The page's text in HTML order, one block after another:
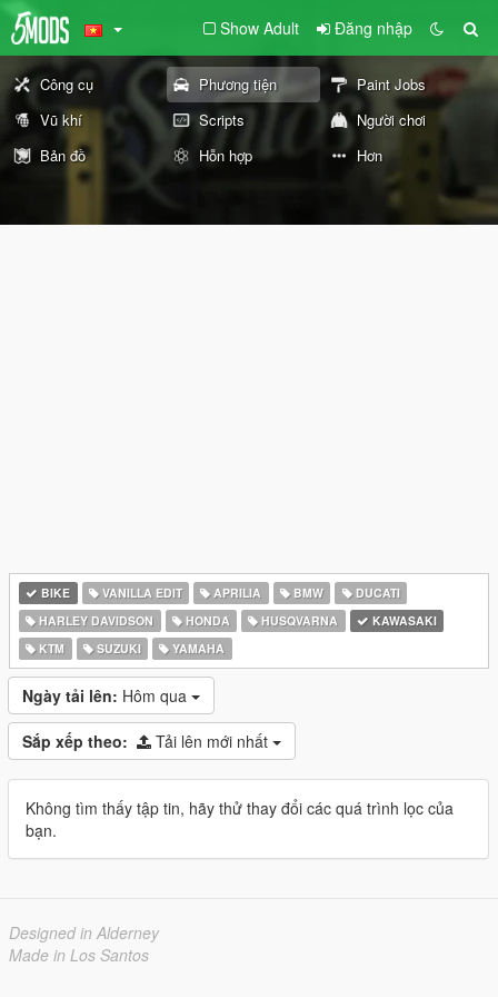
Show Adult Đăng nhập
Công cụ Phương tiện
Paint Jobs
Vũ khí
Scripts
Người chơi
Bản đồ
Hỗn hợp Hơn
BIKE VANILLA EDIT APRILIA BMW
DUCATI
HARLEY DAVIDSON
HONDA HUSQVARNA
KAWASAKI
KTM
SUZUKI YAMAHA
Ngày tải lên: Hôm qua
Sắp xếp theo: Tải lên mới nhất
Không tìm thấy tập tin, hãy thử thay đổi các quá trình lọc của
bạn.
Designed in Alderney
Made in Los Santos